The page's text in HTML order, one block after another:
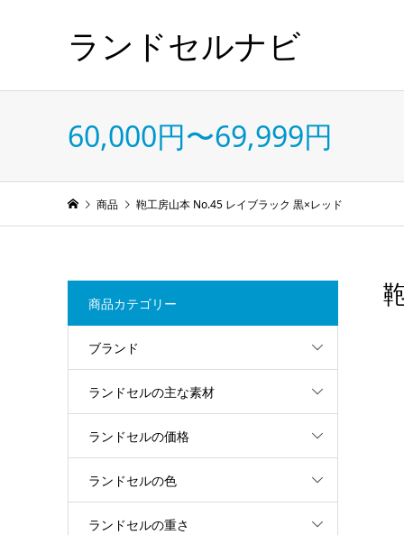
ランドセルナビ
60,000円〜69,999円
商品 鞄工房山本 No.45 レイブラック 黒×レッド
商品カテゴリー
ブランド
ランドセルの主な素材
ランドセルの価格
ランドセルの色
ランドセルの重さ